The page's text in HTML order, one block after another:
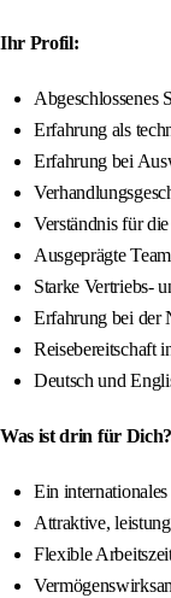
Ihr Profil:
Abgeschlossenes
Erfahrung als
Erfahrung bei
Verständnis für
Ausgeprägte
Starke Vertriebs-
Erfahrung bei der
Reisebereitschaft
Deutsch und
Was ist drin für Dich?
Ein
Attraktive,
Flexible